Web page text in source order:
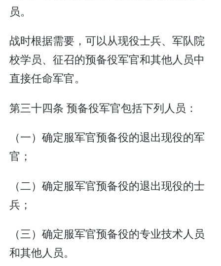
员。
战时根据需要，可以从现役士兵、军队院
校学员、征召的预备役军官和其他人员中
直接任命军官。
第三十四条 预备役军官包括下列人员：
（一）确定服军官预备役的退出现役的军
官；
（二）确定服军官预备役的退出现役的士
兵；
（三）确定服军官预备役的专业技术人员
和其他人员。